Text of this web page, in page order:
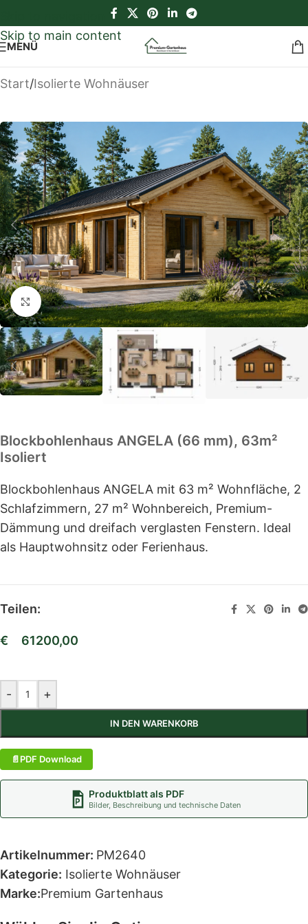
Skip to main content
MENÜ
Start/Isolierte Wohnäuser
Klick zum Vergrößern
Blockbohlenhaus ANGELA (66 mm), 63m²
Isoliert
Blockbohlenhaus ANGELA mit 63 m² Wohnfläche, 2
Schlafzimmern, 27 m² Wohnbereich, Premium-
Dämmung und dreifach verglasten Fenstern. Ideal
als Hauptwohnsitz oder Ferienhaus.
Teilen:
€ 61200,00
- +
IN DEN WARENKORB
PDF Download
Produktblatt als PDF
Bilder, Beschreibung und technische Daten
Artikelnummer: PM2640
Kategorie: Isolierte Wohnäuser
Marke:Premium Gartenhaus